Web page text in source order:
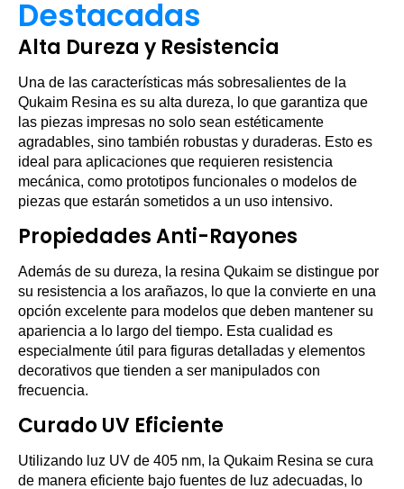
Destacadas
Alta Dureza y Resistencia
Una de las características más sobresalientes de la
Qukaim Resina es su alta dureza, lo que garantiza que
las piezas impresas no solo sean estéticamente
agradables, sino también robustas y duraderas. Esto es
ideal para aplicaciones que requieren resistencia
mecánica, como prototipos funcionales o modelos de
piezas que estarán sometidos a un uso intensivo.
Propiedades Anti-Rayones
Además de su dureza, la resina Qukaim se distingue por
su resistencia a los arañazos, lo que la convierte en una
opción excelente para modelos que deben mantener su
apariencia a lo largo del tiempo. Esta cualidad es
especialmente útil para figuras detalladas y elementos
decorativos que tienden a ser manipulados con
frecuencia.
Curado UV Eficiente
Utilizando luz UV de 405 nm, la Qukaim Resina se cura
de manera eficiente bajo fuentes de luz adecuadas, lo